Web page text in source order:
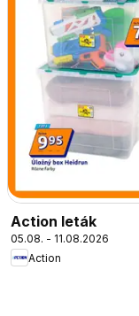
Action leták
05.08. - 11.08.2026
Action